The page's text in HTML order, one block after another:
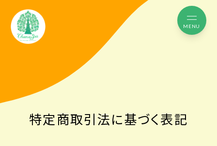
MENU
特定商取引法に基づく表記